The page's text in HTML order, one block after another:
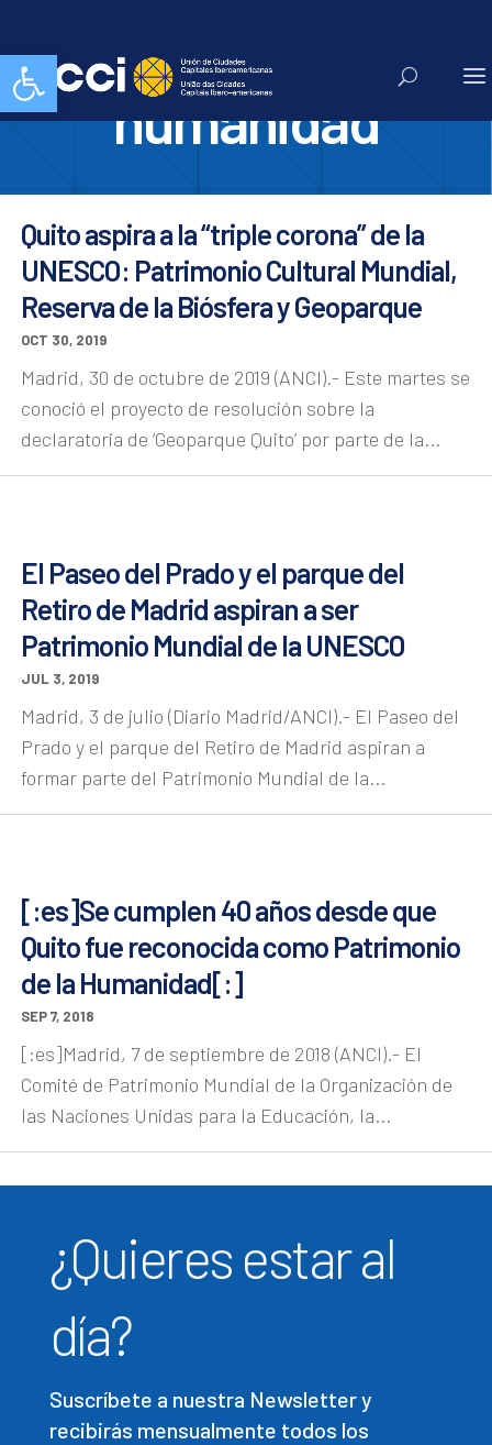
Abrir barra de herramientas
patrimonio de la
humanidad
Quito aspira a la “triple corona” de la
UNESCO: Patrimonio Cultural Mundial,
Reserva de la Biósfera y Geoparque
OCT 30, 2019
Madrid, 30 de octubre de 2019 (ANCI).- Este martes se
conoció el proyecto de resolución sobre la
declaratoria de ‘Geoparque Quito’ por parte de la...
El Paseo del Prado y el parque del
Retiro de Madrid aspiran a ser
Patrimonio Mundial de la UNESCO
JUL 3, 2019
Madrid, 3 de julio (Diario Madrid/ANCI).- El Paseo del
Prado y el parque del Retiro de Madrid aspiran a
formar parte del Patrimonio Mundial de la...
[:es]Se cumplen 40 años desde que
Quito fue reconocida como Patrimonio
de la Humanidad[:]
SEP 7, 2018
[:es]Madrid, 7 de septiembre de 2018 (ANCI).- El
Comité de Patrimonio Mundial de la Organización de
las Naciones Unidas para la Educación, la...
¿Quieres estar al
día?
Suscríbete a nuestra Newsletter y
recibirás mensualmente todos los